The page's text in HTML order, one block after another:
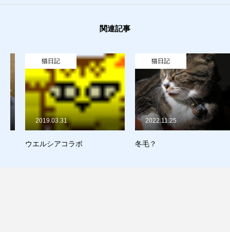
買取り
販売
お問合せ
猫日記
質預かり 買取り 猫日記
関連記事
猫日記
ウエルシアコラボ
2019.03.31
猫日記
冬毛？
2022.11.25